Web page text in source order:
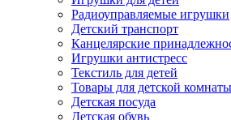
Радиоуправляемые игрушки
Детский транспорт
Канцелярские
Игрушки антистресс
Текстиль для детей
Товары для детской комнаты
Детская посуда
Детская обувь